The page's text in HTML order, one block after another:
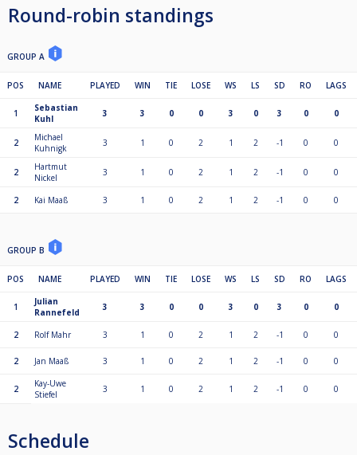
Round-robin standings
GROUP A
POS NAME PLAYED WIN TIE LOSE WS LS SD RO LAGS
1
Sebastian
Kuhl
3 3 0 0 3 0 3 0 0
2
Michael
Kuhnigk
3 1 0 2 1 2 -1 0 0
2
Hartmut
Nickel
3 1 0 2 1 2 -1 0 0
2 Kai Maaß 3 1 0 2 1 2 -1 0 0
GROUP B
POS NAME PLAYED WIN TIE LOSE WS LS SD RO LAGS
1
Julian
Rannefeld
3 3 0 0 3 0 3 0 0
2 Rolf Mahr 3 1 0 2 1 2 -1 0 0
2 Jan Maaß 3 1 0 2 1 2 -1 0 0
2
Kay-Uwe
Stiefel
3 1 0 2 1 2 -1 0 0
Schedule